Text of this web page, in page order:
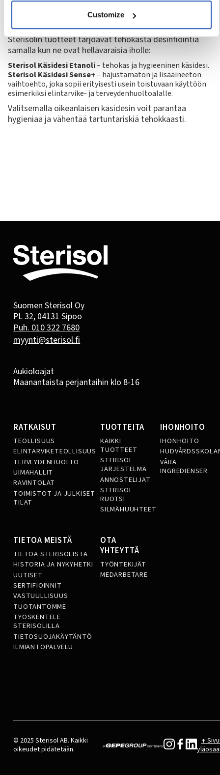
Customize
Valitse oikea tuote oikeaan
tilanteeseen
Sterisolin tuotteet tarjoavat tehokasta desinfiointia
samalla kun ne ovat hellävaraisia iholle:
Sterisol Käsidesi Etanoli– tehokas ja hygieeninen käsidesi.
Sterisol Käsidesi Sense+– hajustamaton ja lisäaineeton
vaihtoehto, joka sopii erityisesti usein toistuvaan käyttöön
esimerkiksi elintarvike- ja terveydenhuoltoalalle.
Valitsemalla oikeanlaisen käsidesin voit parantaa
hygieniaa ja vähentää tartuntariskiä tehokkaasti.
Suomen Sterisol Oy
PL 32, 04131 Sipoo
Puh. 010 322 7680
myynti@sterisol.fi
Aukioloajat
Maanantaista perjantaihin klo 8-16
RATKAISUT
TEOLLISUUS
ELINTARVIKETEOLLISUUS
TERVEYDENHUOLTO
UIMAHALLIT
RAVINTOLAT
TOIMISTOT JA JULKISET
TILAT
TUOTTEITA
KAIKKI
TUOTTEET
STERISOL
JÄRJESTELMÄ
ANNOSTELIJAT
STERISOL
RUOTSI
SILMÄHUUHTEET
IHONHOITO
IHONHOITO
VÅRA
INGREDIENSER
TIETOA MEISTÄ
TIETOA STERISOLISTA
HISTORIA JA NYKYHETKI
UUTISET
SERTIFIOINNIT
VASTUULLISUUS
TUOTANTOMME
TYÖSKENTELE
STERISOLILLA
TIETOSUOJAKÄYTÄNTÖ
ILMIANTOPALVELU
OTA
YHTEYTTÄ
TYÖNTEKIJÄT
MEDARBETARE
© 2025 Sterisol AB. Kaikki
oikeudet pidätetään.
↑